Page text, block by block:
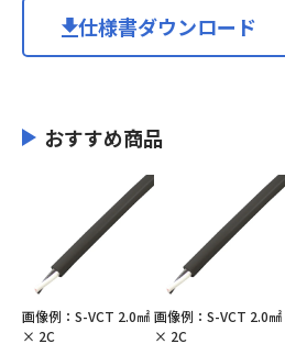
仕様書ダウンロード
おすすめ商品
画像例：S-VCT 2.0㎟
× 2C
画像例：S-VCT 2.0㎟
× 2C